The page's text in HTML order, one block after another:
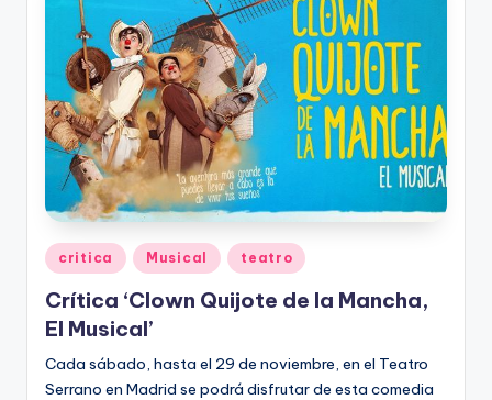
Publicado
en
critica Musical teatro
Crítica ‘Clown Quijote de la Mancha,
El Musical’
Cada sábado, hasta el 29 de noviembre, en el Teatro
Serrano en Madrid se podrá disfrutar de esta comedia